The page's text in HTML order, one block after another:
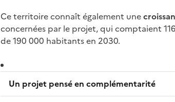
Ce territoire connaît également une
concernées par le projet, qui comptaient
de 190 000 habitants en 2030.
Un projet pensé en complémentarité